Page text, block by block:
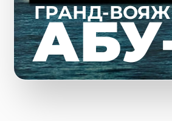
ГРАНД-ВОЯЖ